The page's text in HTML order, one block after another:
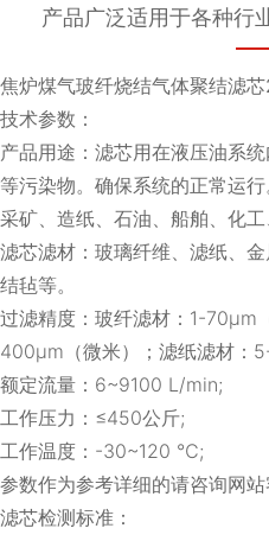
产品广泛适用于各种行
焦炉煤气玻纤烧结气体聚结滤
技术参数：
产品用途：滤芯用在液压油系
等污染物。确保系统的正常运
采矿、造纸、石油、船舶、化
滤芯滤材：玻璃纤维、滤纸、
结毡等。
过滤精度：玻纤滤材：1-70μm
400μm（微米）；滤纸滤材：
额定流量：6~9100 L/min;
工作压力：≤450公斤;
工作温度：-30~120 ℃;
参数作为参考详细的请咨询网站
滤芯检测标准：